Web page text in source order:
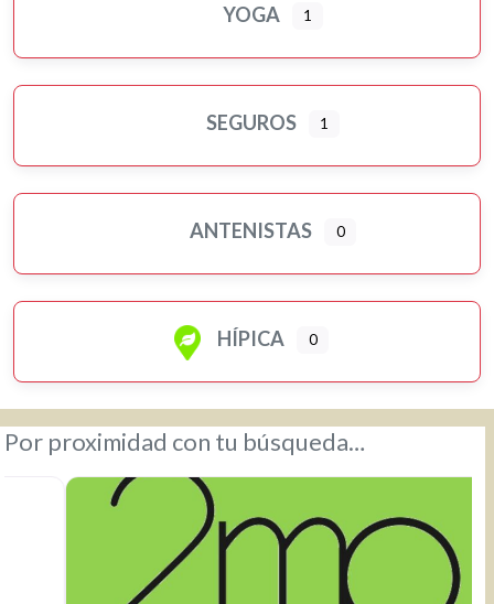
YOGA 1
SEGUROS 1
ANTENISTAS 0
HÍPICA 0
Por proximidad con tu búsqueda…